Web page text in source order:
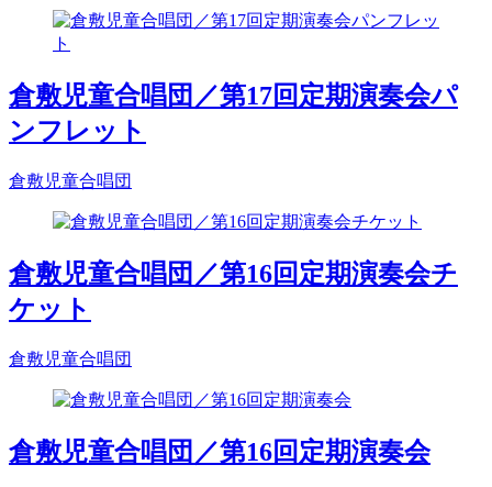
倉敷児童合唱団／第17回定期演奏会パ
ンフレット
倉敷児童合唱団
倉敷児童合唱団／第16回定期演奏会チ
ケット
倉敷児童合唱団
倉敷児童合唱団／第16回定期演奏会